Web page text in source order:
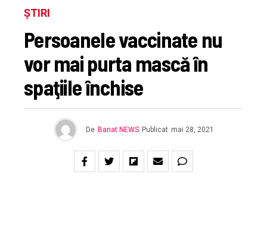
ȘTIRI
Persoanele vaccinate nu
vor mai purta mască în
spaţiile închise
De Banat NEWS Publicat mai 28, 2021